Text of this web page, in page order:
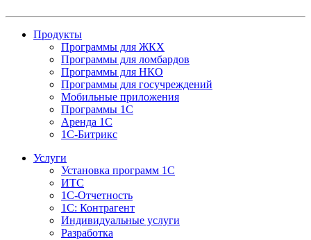
Продукты
Программы для ЖКХ
Программы для ломбардов
Программы для НКО
Программы для госучреждений
Мобильные приложения
Программы 1С
Аренда 1С
1С-Битрикс
Услуги
Установка программ 1С
ИТС
1С-Отчетность
1С: Контрагент
Индивидуальные услуги
Разработка